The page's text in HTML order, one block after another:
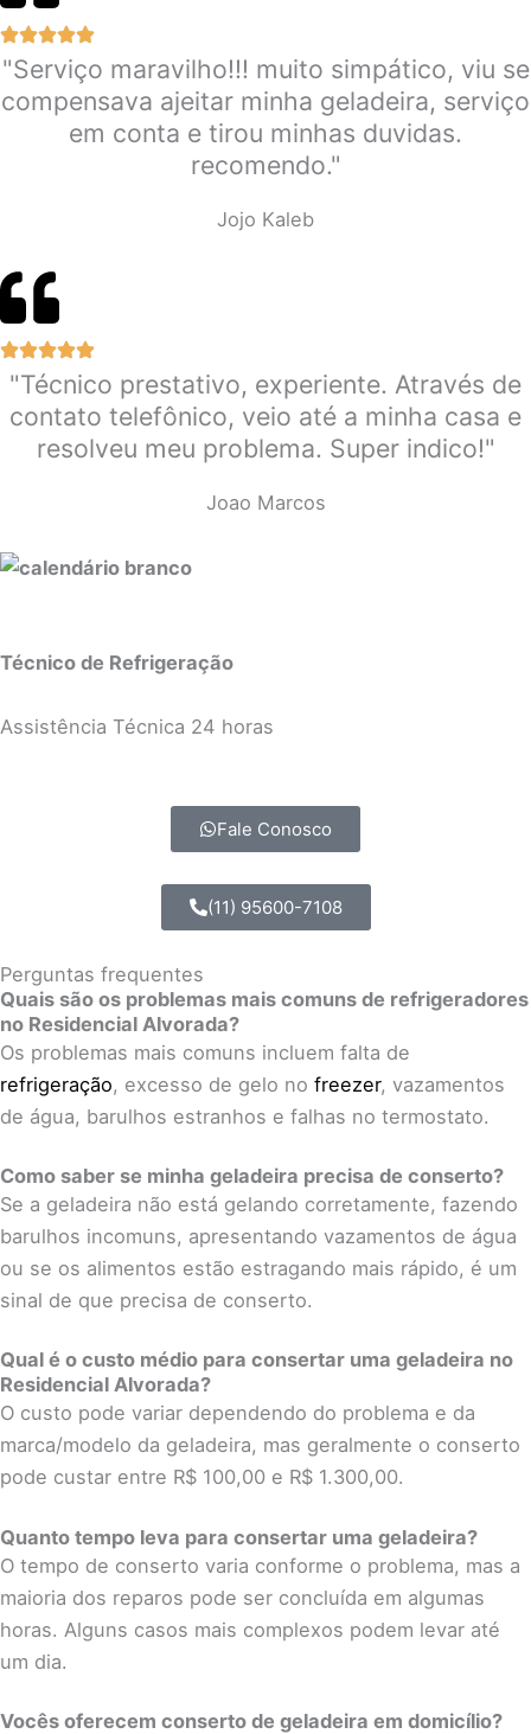
"Serviço maravilho!!! muito simpático, viu se
compensava ajeitar minha geladeira, serviço
em conta e tirou minhas duvidas.
recomendo."
Jojo Kaleb
"Técnico prestativo, experiente. Através de
contato telefônico, veio até a minha casa e
resolveu meu problema. Super indico!"
Joao Marcos
Técnico de Refrigeração
Assistência Técnica 24 horas
Fale Conosco
(11) 95600-7108
Perguntas frequentes
Quais são os problemas mais comuns de refrigeradores
no Residencial Alvorada?
Os problemas mais comuns incluem falta de
refrigeração, excesso de gelo no freezer, vazamentos
de água, barulhos estranhos e falhas no termostato.
Como saber se minha geladeira precisa de conserto?
Se a geladeira não está gelando corretamente, fazendo
barulhos incomuns, apresentando vazamentos de água
ou se os alimentos estão estragando mais rápido, é um
sinal de que precisa de conserto.
Qual é o custo médio para consertar uma geladeira no
Residencial Alvorada?
O custo pode variar dependendo do problema e da
marca/modelo da geladeira, mas geralmente o conserto
pode custar entre R$ 100,00 e R$ 1.300,00.
Quanto tempo leva para consertar uma geladeira?
O tempo de conserto varia conforme o problema, mas a
maioria dos reparos pode ser concluída em algumas
horas. Alguns casos mais complexos podem levar até
um dia.
Vocês oferecem conserto de geladeira em domicílio?